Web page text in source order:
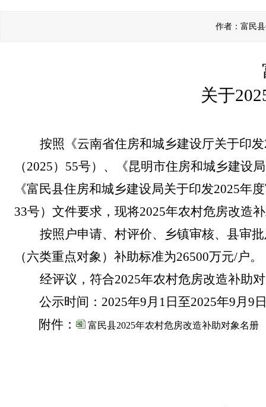
作者：富民
关于
按照《云南省住房和城乡建设厅关于印发
（2025）55号）、《昆明市住房和城乡建
《富民县住房和城乡建设局关于印发2025年
33号）文件要求，现将2025年农村危房改造
按照户申请、村评价、乡镇审核、县审
（六类重点对象）补助标准为26500万元/户。
经评议，符合2025年农村危房改造补助
公示时间： 2025年9月1日至2025年9月9
附件：
富民县2025年农村危房改造补助对象名册